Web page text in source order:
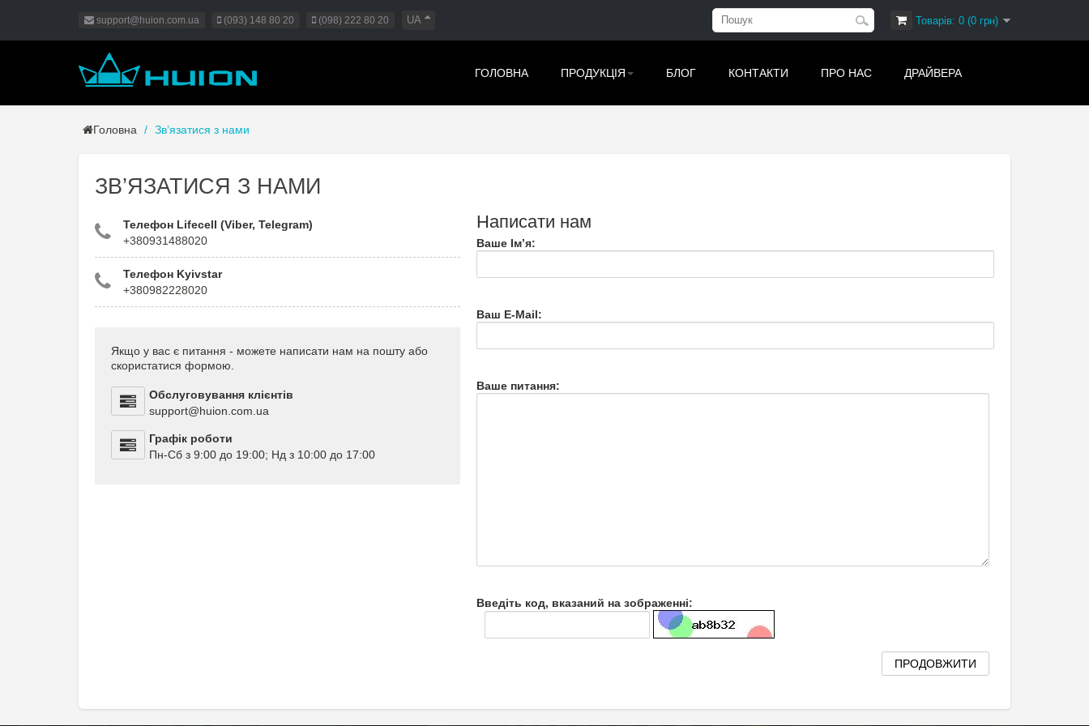
support@huion.com.ua (093) 148 80 20 (098) 222 80 20 UA Товарів: 0 (0 грн)
ГОЛОВНА ПРОДУКЦІЯ БЛОГ КОНТАКТИ ПРО НАС ДРАЙВЕРА
Головна Зв’язатися з нами
ЗВ’ЯЗАТИСЯ З НАМИ
Телефон Lifecell (Viber, Telegram)
+380931488020
Телефон Kyivstar
+380982228020
Якщо у вас є питання - можете написати нам на пошту або
скористатися формою.
Обслуговування клієнтів
support@huion.com.ua
Графік роботи
Пн-Сб з 9:00 до 19:00; Нд з 10:00 до 17:00
Написати нам
Ваше Ім’я:
Ваш E-Mail:
Ваше питання:
Введіть код, вказаний на зображенні: